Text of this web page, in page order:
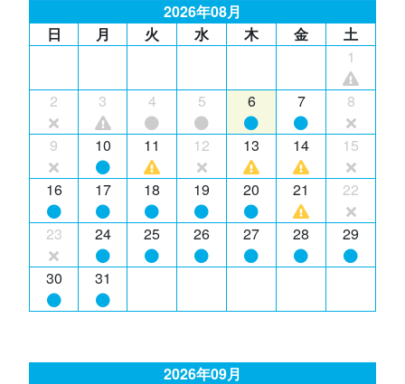
2026年08月
日
月 火 水 木 金
土
1
2 3 4 5 6 7 8
9 10 11 12 13 14 15
16 17 18 19 20 21 22
23 24 25 26 27 28 29
30 31
2026年09月